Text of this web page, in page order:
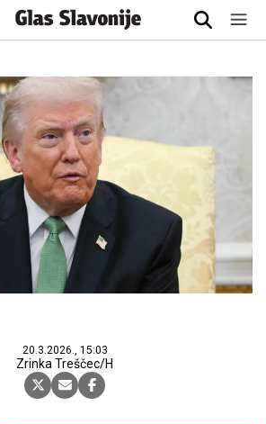
20.3.2026., 15:03
Zrinka Treščec/H